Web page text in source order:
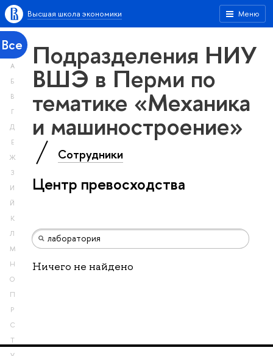
Меню
Высшая школа экономики
Все
А
Б
В
Г
Д
Е
Ж
З
И
Й
К
Л
М
Н
О
П
Р
С
Т
Подразделения НИУ
ВШЭ в Перми по
тематике «Механика
и машиностроение»
Сотрудники
Центр превосходства
Ничего не найдено